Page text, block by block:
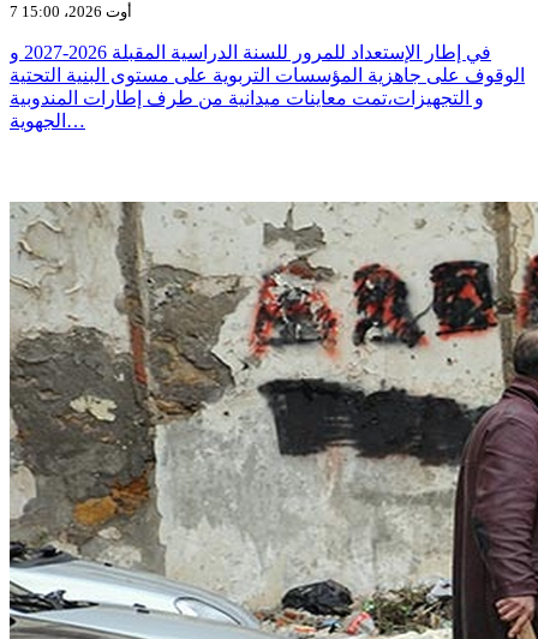
7 أوت 2026، 15:00
في إطار الإستعداد للمرور للسنة الدراسية المقبلة 2026-2027 و
الوقوف على جاهزية المؤسسات التربوية على مستوى البنية التحتية
و التجهيزات،تمت معاينات ميدانية من طرف إطارات المندوبية
الجهوية…